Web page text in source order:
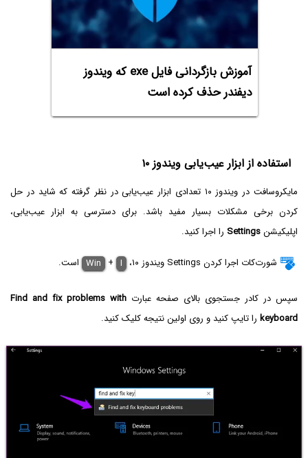
آموزش بازگردانی فایل exe که ویندوز
دیفندر حذف کرده است
استفاده از ابزار عیب‌یابی ویندوز ۱۰
مایکروسافت در ویندوز ۱۰ تعدادی ابزار عیب‌یابی در نظر گرفته که شاید در حل
کردن برخی مشکلات بسیار مفید باشد. برای دسترسی به ابزار عیب‌یابی،
اپلیکیشنSettings را اجرا کنید.
شورت‌کات اجرا کردن Settings ویندوز ۱۰، Win + I است.
سپس در کادر جستجوی بالای صفحه عبارت Find and fix problems with
keyboard را تایپ کنید و روی اولین نتیجه کلیک کنید.